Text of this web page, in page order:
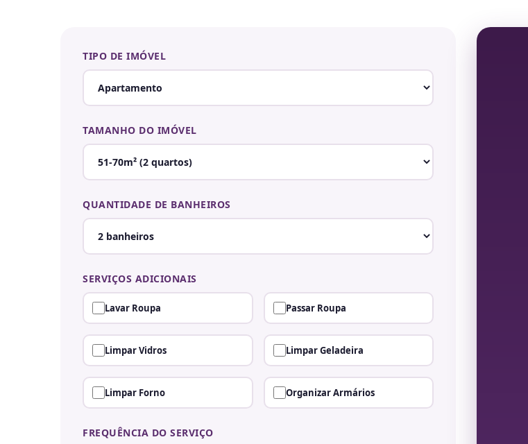
TIPO DE IMÓVEL
TAMANHO DO IMÓVEL
QUANTIDADE DE BANHEIROS
SERVIÇOS ADICIONAIS
Lavar Roupa Passar Roupa
Limpar Vidros Limpar Geladeira
Limpar Forno Organizar Armários
FREQUÊNCIA DO SERVIÇO